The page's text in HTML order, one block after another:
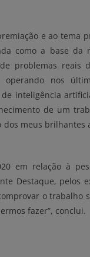
e ao tema
como a base da
problemas reais
operando nos
inteligência
de um
meus brilhantes
em relação à
Destaque, pelos
o trabalho
fazer”, conclui.